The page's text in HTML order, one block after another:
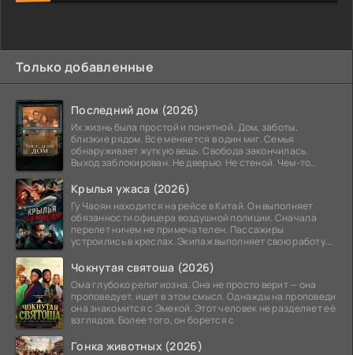
Только добавленные
Последний дом (2026)
Их жизнь была простой и понятной. Дом, заботы,
близкие рядом. Все меняется в один миг. Семья
обнаруживает жуткую вещь. Свобода закончилась.
Выход заблокирован. Не дверью. Не стеной. Чем-то
Крылья ужаса (2026)
Гу Чаоян находится на рейсе в Китай. Он выполняет
обязанности офицера воздушной полиции. Сначала
перелет ничем не примечателен. Пассажиры
устроились в креслах. Экипаж выполняет свою работу.
Чокнутая святоша (2026)
Ома глубоко религиозна. Она не просто верит — она
проповедует, ищет в этом смысл. Однажды на проповеди
она знакомится с Эмекой. Этот человек не разделяет её
взглядов. Более того, он борется с
Гонка животных (2026)